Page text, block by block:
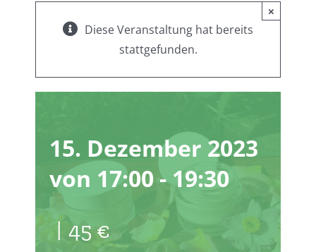
×
Diese Veranstaltung hat bereits
stattgefunden.
Naturkosmetik
selbst herstellen
15. Dezember 2023
von 17:00-19:30
| 45 €